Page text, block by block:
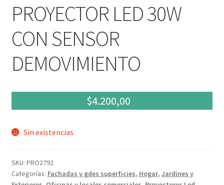
PROYECTOR LED 30W
CON SENSOR
DEMOVIMIENTO
$4.200,00
Sin existencias
SKU: PRO2792
Categorías: Fachadas y gdes superficies, Hogar, Jardines y